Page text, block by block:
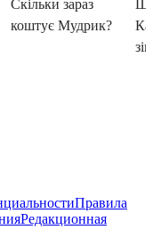
Правила
Редакционная